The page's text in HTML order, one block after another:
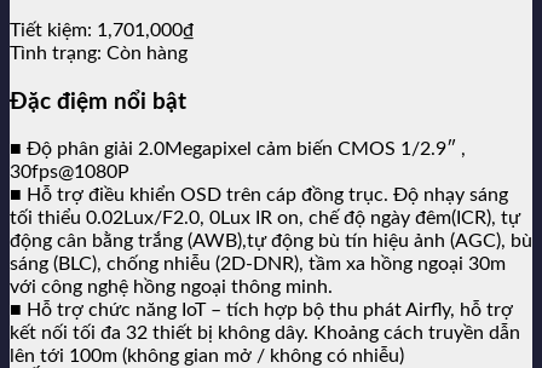
là:
2,680,000₫.
Tiết kiệm: 1,701,000₫
Tình trạng: Còn hàng
Đặc điệm nổi bật
■ Độ phân giải 2.0Megapixel cảm biến CMOS 1/2.9″ ,
30fps@1080P
■ Hỗ trợ điều khiển OSD trên cáp đồng trục. Độ nhạy sáng
tối thiểu 0.02Lux/F2.0, 0Lux IR on, chế độ ngày đêm(ICR), tự
động cân bằng trắng (AWB),tự động bù tín hiệu ảnh (AGC), bù
sáng (BLC), chống nhiễu (2D-DNR), tầm xa hồng ngoại 30m
với công nghệ hồng ngoại thông minh.
■ Hỗ trợ chức năng IoT – tích hợp bộ thu phát Airfly, hỗ trợ
kết nối tối đa 32 thiết bị không dây. Khoảng cách truyền dẫn
lên tới 100m (không gian mở / không có nhiễu)